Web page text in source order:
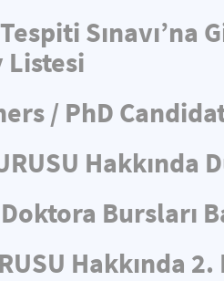
Sınavı’na
Listesi
/ PhD
Hakkında
Bursları
Hakkında